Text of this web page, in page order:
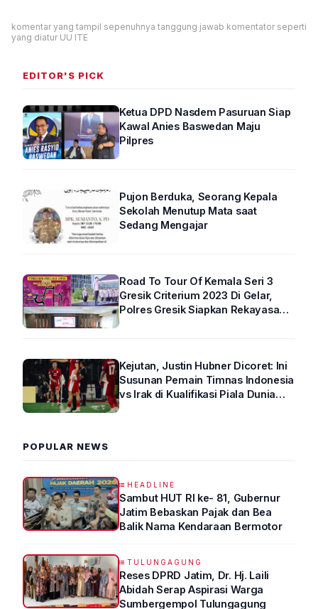
komentar yang tampil sepenuhnya tanggung jawab komentator seperti
yang diatur UU ITE
EDITOR'S PICK
Ketua DPD Nasdem Pasuruan Siap
Kawal Anies Baswedan Maju
Pilpres
Pujon Berduka, Seorang Kepala
Sekolah Menutup Mata saat
Sedang Mengajar
Road To Tour Of Kemala Seri 3
Gresik Criterium 2023 Di Gelar,
Polres Gresik Siapkan Rekayasa
Kejutan, Justin Hubner Dicoret: Ini
Susunan Pemain Timnas Indonesia
vs Irak di Kualifikasi Piala Dunia
POPULAR NEWS
HEADLINE
Sambut HUT RI ke- 81, Gubernur
Jatim Bebaskan Pajak dan Bea
Balik Nama Kendaraan Bermotor
TULUNGAGUNG
Reses DPRD Jatim, Dr. Hj. Laili
Abidah Serap Aspirasi Warga
Sumbergempol Tulungagung